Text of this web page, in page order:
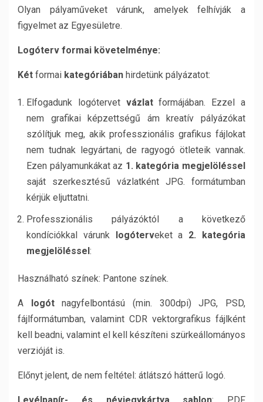
Olyan pályaműveket várunk, amelyek felhívják a
figyelmet az Egyesületre.
Logóterv formai követelménye:
Két formai kategóriában hirdetünk pályázatot:
Elfogadunk logótervet vázlatformájában. Ezzel a
nem grafikai képzettségű ám kreatív pályázókat
szólítjuk meg, akik professzionális grafikus fájlokat
nem tudnak legyártani, de ragyogó ötleteik vannak.
Ezen pályamunkákat az 1. kategória megjelöléssel
saját szerkesztésű vázlatként JPG. formátumban
kérjük eljuttatni.
Professzionális pályázóktól a következő
kondíciókkal várunk logóterveket a 2. kategória
megjelöléssel:
Használható színek: Pantone színek.
A logótnagyfelbontású (min. 300dpi) JPG, PSD,
fájlformátumban, valamint CDR vektorgrafikus fájlként
kell beadni, valamint el kell készíteni szürkeállományos
verzióját is.
Előnyt jelent, de nem feltétel: átlátszó hátterű logó.